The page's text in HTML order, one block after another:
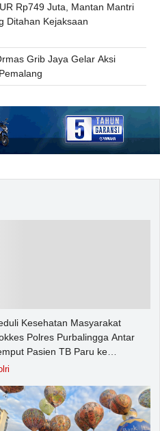
Rp749 Juta, Mantan Mantri
Ditahan Kejaksaan
Grib Jaya Gelar Aksi
Kesehatan Masyarakat
Polres Purbalingga Antar
Pasien TB Paru ke